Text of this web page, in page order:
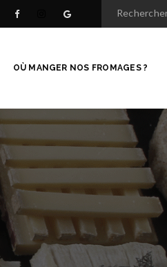
OÙ MANGER NOS FROMAGES ?